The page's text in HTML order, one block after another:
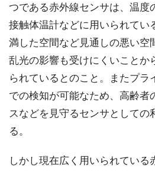
つである赤外線センサは、温度
接触体温計などに用いられてい
満した空間など見通しの悪い空
乱光の影響も受けにくいことか
られているとのこと。またプラ
での検知が可能なため、高齢者
スなどを見守るセンサとしての
る。
しかし現在広く用いられている